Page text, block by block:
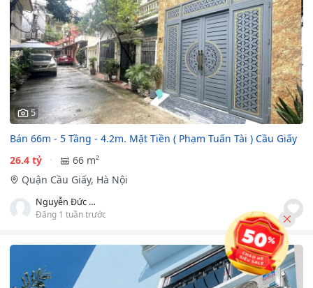
5
Bán 66m - 5 Tầng - 4.2m. Mặt Tiền ( Phạm Tuấn Tài ) Cầu Giấy
26.4 tỷ
66 m²
Quận Cầu Giấy, Hà Nội
Nguyễn Đức Hải
Đăng 1 tuần trước